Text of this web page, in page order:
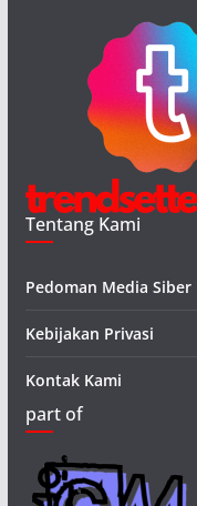
Tentang Kami
Pedoman Media Siber
Kebijakan Privasi
Kontak Kami
part of